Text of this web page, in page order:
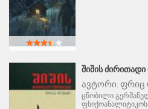
ᲨᲘᲨᲘᲡ
ავტორი: ფრიც
ცნობილი